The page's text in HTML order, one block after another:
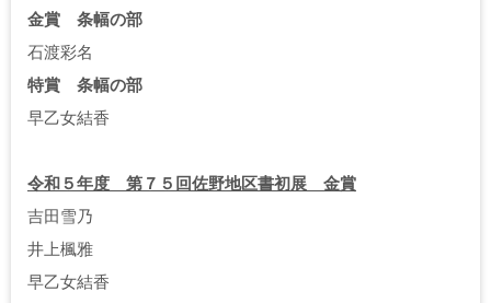
金賞 条幅の部
石渡彩名
特賞 条幅の部
早乙女結香
令和５年度 第７５回佐野地区書初展 金賞
吉田雪乃
井上楓雅
早乙女結香